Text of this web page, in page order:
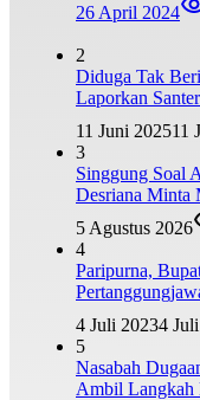
26 April 2024
2
Diduga Tak
Laporkan
11 Juni 202511
3
Singgung Soal
Desriana Minta
5 Agustus 2026
4
Paripurna,
4 Juli 20234
5
Nasabah
Ambil Langkah